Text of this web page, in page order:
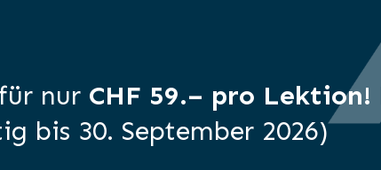
nur CHF 59.– pro Lektion!
bis 30. September 2026)